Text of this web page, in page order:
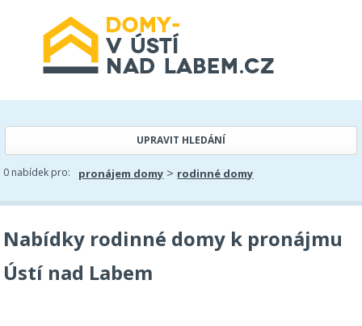
UPRAVIT HLEDÁNÍ
0 nabídek pro: pronájem domy > rodinné domy
Nabídky rodinné domy k pronájmu
Ústí nad Labem